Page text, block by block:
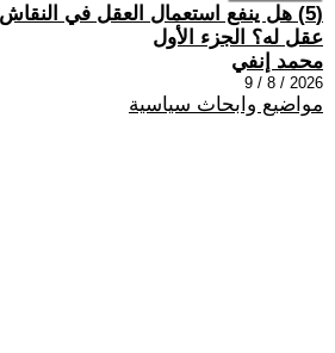
(5) هل ينفع استعمال العقل في
عقل له؟ الجزء الأول
محمد إنفي
2026 / 8 / 9
مواضيع وابحاث سياسية